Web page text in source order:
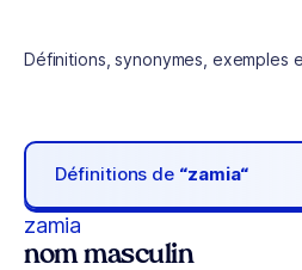
Définitions, synonymes, exemples
Définitions de “zamia“
zamia
nom masculin